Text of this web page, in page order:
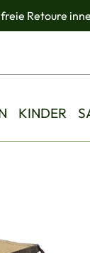
Retoure
KINDER